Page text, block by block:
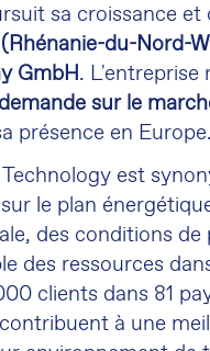
sa croissance
du-Nord-
GmbH. L'entreprise
sur le
présence en Europe.
est
le plan
des conditions
des ressources
clients dans 81
à une